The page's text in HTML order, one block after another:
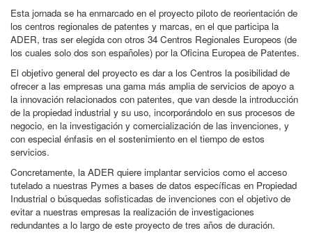
Esta jornada se ha enmarcado en el proyecto piloto de reorientación de
los centros regionales de patentes y marcas, en el que participa la
ADER, tras ser elegida con otros 34 Centros Regionales Europeos (de
los cuales solo dos son españoles) por la Oficina Europea de Patentes.
El objetivo general del proyecto es dar a los Centros la posibilidad de
ofrecer a las empresas una gama más amplia de servicios de apoyo a
la innovación relacionados con patentes, que van desde la introducción
de la propiedad industrial y su uso, incorporándolo en sus procesos de
negocio, en la investigación y comercialización de las invenciones, y
con especial énfasis en el sostenimiento en el tiempo de estos
servicios.
Concretamente, la ADER quiere implantar servicios como el acceso
tutelado a nuestras Pymes a bases de datos específicas en Propiedad
Industrial o búsquedas sofisticadas de invenciones con el objetivo de
evitar a nuestras empresas la realización de investigaciones
redundantes a lo largo de este proyecto de tres años de duración.